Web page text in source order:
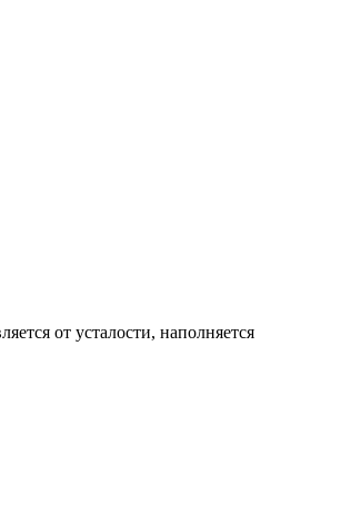
от усталости, наполняется